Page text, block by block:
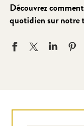
Découvrez
quotidien sur notre